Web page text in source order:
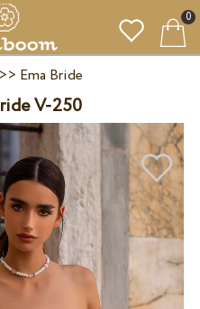
0
>> Ema Bride
V-250